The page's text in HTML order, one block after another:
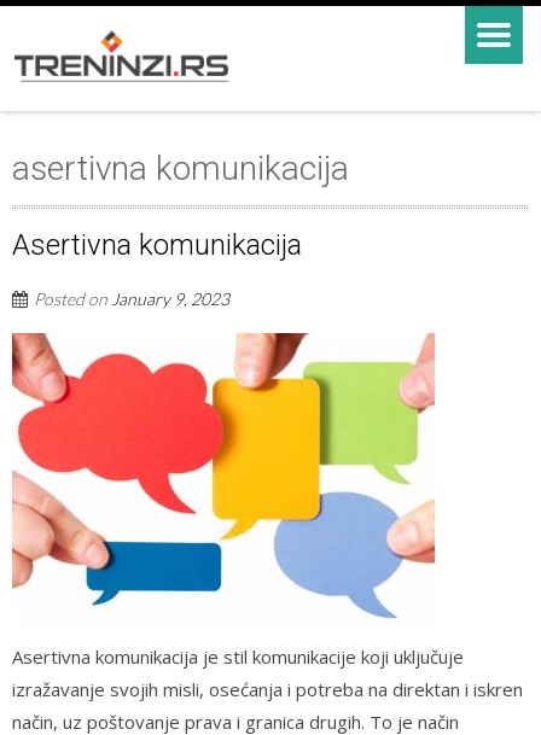
asertivna komunikacija
Asertivna komunikacija
Posted on January 9, 2023
Asertivna komunikacija je stil komunikacije koji uključuje
izražavanje svojih misli, osećanja i potreba na direktan i iskren
način, uz poštovanje prava i granica drugih. To je način